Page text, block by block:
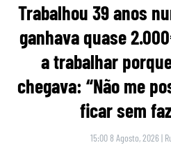
Trabalhou 39 anos
ganhava quase
a trabalhar
chegava: “Não me
ficar sem
15:00 8 Agosto, 2026 |